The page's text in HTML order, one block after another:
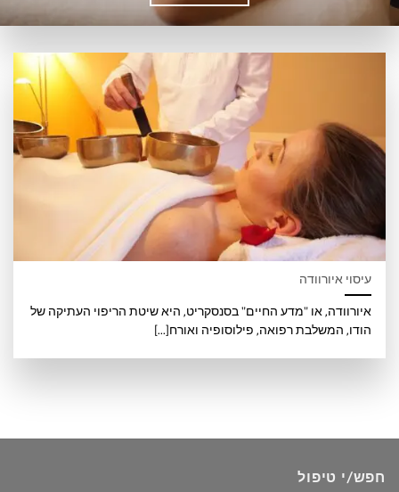
עיסוי איורוודה
איורוודה, או "מדע החיים" בסנסקריט, היא שיטת הריפוי העתיקה של
הודו, המשלבת רפואה, פילוסופיה ואורח[...]
חפש/י טיפול